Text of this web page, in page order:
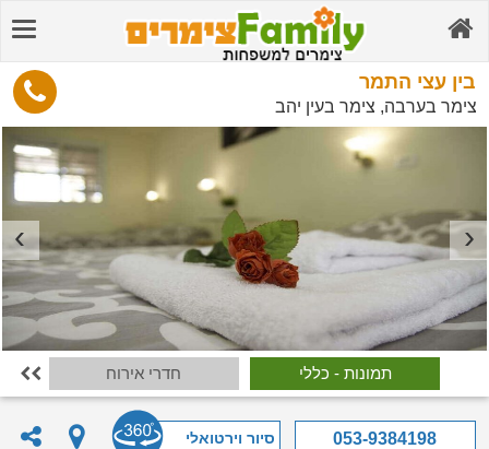
בין עצי התמר
צימר בערבה, צימר בעין יהב
תמונות - כללי חדרי אירוח 
053-9384198 סיור וירטואלי